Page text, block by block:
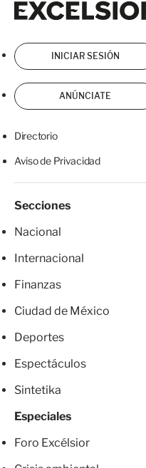
INICIAR SESIÓN
ANÚNCIATE
Directorio
Aviso de Privacidad
Secciones
Nacional
Internacional
Finanzas
Ciudad de México
Deportes
Espectáculos
Sintetika
Especiales
Foro Excélsior